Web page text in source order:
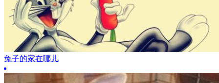
兔子的家在哪儿